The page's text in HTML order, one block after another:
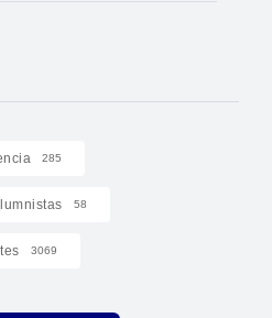
285
58
3069